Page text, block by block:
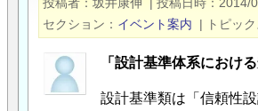
舗
装
の
セクション
イベント案内 | トピック
「設計基準体系におけ
設計基準類は「信頼性